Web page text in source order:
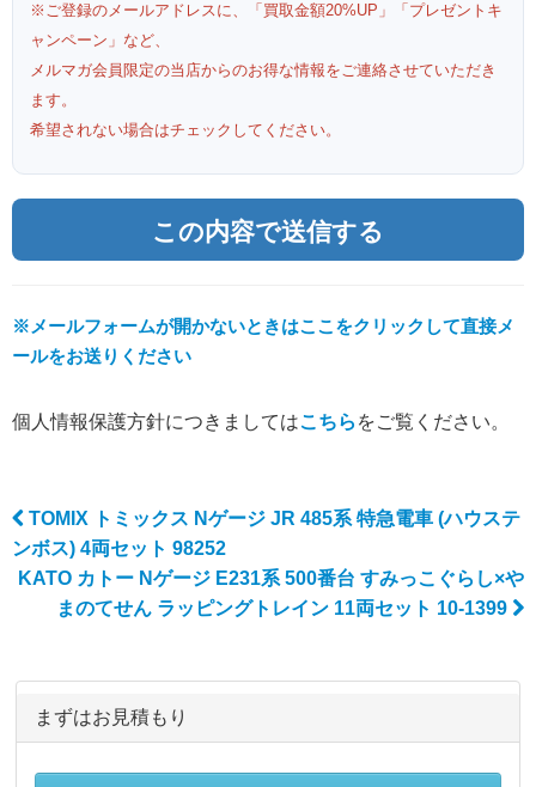
※ご登録のメールアドレスに、「買取金額20%UP」「プレゼントキ
ャンペーン」など、
メルマガ会員限定の当店からのお得な情報をご連絡させていただき
ます。
希望されない場合はチェックしてください。
※メールフォームが開かないときはここをクリックして直接メ
ールをお送りください
個人情報保護方針につきましてはこちら をご覧ください。
Post navigation
TOMIX トミックス Nゲージ JR 485系 特急電車 (ハウステ
ンボス) 4両セット 98252
KATO カトー Nゲージ E231系 500番台 すみっこぐらし×や
まのてせん ラッピングトレイン 11両セット 10-1399
まずはお見積もり